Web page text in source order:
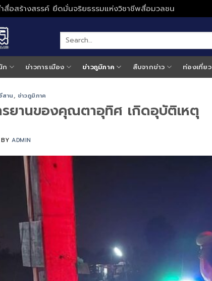
อสร้างสรรค์ ยึดมั่นจริยธรรมแห่งวิชาชีพสื่อมวลชน
ก ข่าวการเมือง ข่าวภูมิภาค สืบจากข่าว ท่องเที่ยว
สาน, ข่าวภูมิภาค
ยานของคุณตาอุทิศ เกิดอุบัติเหตุ
ADMIN